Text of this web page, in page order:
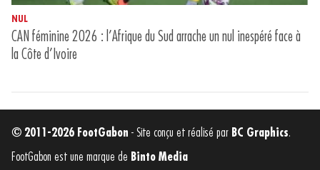
NUL
CAN féminine 2026 : l’Afrique du Sud arrache un nul inespéré face à
la Côte d’Ivoire
© 2011-2026 FootGabon - Site conçu et réalisé par BC Graphics.
FootGabon est une marque de Binto Media